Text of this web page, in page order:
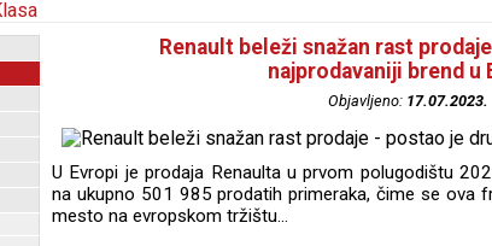
Renault beleži snažan rast
najprodavaniji brend u
Objavljeno: 17.07.2023.
U Evropi je prodaja Renaulta u prvom polugodištu
na ukupno 501 985 prodatih primeraka, čime se ova
mesto na evropskom tržištu...